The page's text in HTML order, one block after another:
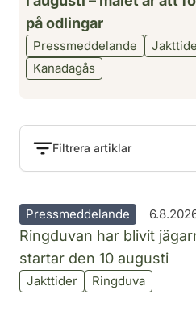
på odlingar
Pressmeddelande
Kanadagås
Filtrera artiklar
Pressmeddelande
Ringduvan har blivit
startar den 10 augusti
Jakttider Ringduva